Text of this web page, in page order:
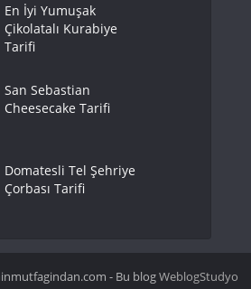
En İyi Yumuşak
Çikolatalı Kurabiye
Tarifi
San Sebastian
Cheesecake Tarifi
Domatesli Tel Şehriye
Çorbası Tarifi
- Bu blogWeblogStudyo